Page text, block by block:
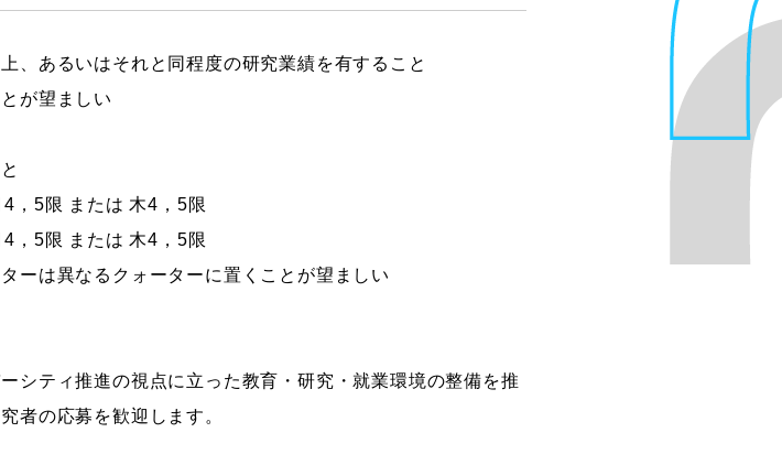
、あるいはそれと同程度の研究業績を有すること
が望ましい
5限 または 木4，5限
5限 または 木4，5限
は異なるクォーターに置くことが望ましい
シティ推進の視点に立った教育・研究・就業環境の整備を推
者の応募を歓迎します。